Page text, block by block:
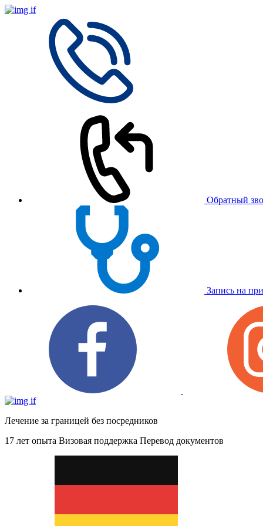
Обратный
Запись на
Лечение за границей без посредников
17 лет опыта Визовая поддержка Перевод документов